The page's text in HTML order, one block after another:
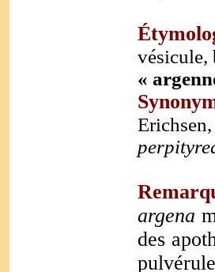
«
Erichsen,
argena
des